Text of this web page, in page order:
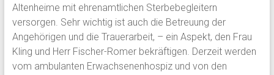
Altenheime mit ehrenamtlichen Sterbebegleitern
versorgen. Sehr wichtig ist auch die Betreuung der
Angehörigen und die Trauerarbeit, – ein Aspekt, den Frau
Kling und Herr Fischer-Romer bekräftigen. Derzeit werden
vom ambulanten Erwachsenenhospiz und von den